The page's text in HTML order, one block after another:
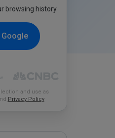
browsing history.
and use as
Privacy Policy